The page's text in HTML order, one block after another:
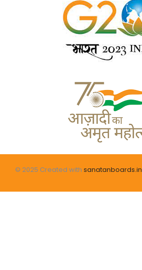
© 2025 Created with sanatanboards.in